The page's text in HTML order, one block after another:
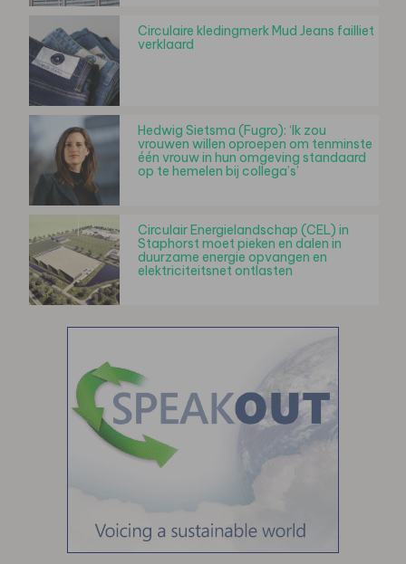
Circulaire kledingmerk Mud Jeans failliet
verklaard
Hedwig Sietsma (Fugro): ‘Ik zou
vrouwen willen oproepen om tenminste
één vrouw in hun omgeving standaard
op te hemelen bij collega’s’
Circulair Energielandschap (CEL) in
Staphorst moet pieken en dalen in
duurzame energie opvangen en
elektriciteitsnet ontlasten